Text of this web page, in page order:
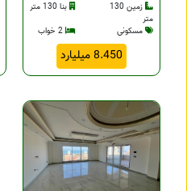
زمین 130
متر
بنا 130 متر
مسکونی
2 خواب
8.450 میلیارد